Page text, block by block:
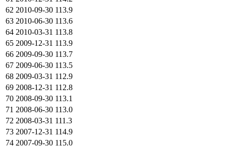
62 2010-09-30 113.9
63 2010-06-30 113.6
64 2010-03-31 113.8
65 2009-12-31 113.9
66 2009-09-30 113.7
67 2009-06-30 113.5
68 2009-03-31 112.9
69 2008-12-31 112.8
70 2008-09-30 113.1
71 2008-06-30 113.0
72 2008-03-31 111.3
73 2007-12-31 114.9
74 2007-09-30 115.0